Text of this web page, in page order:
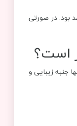
بود. در صورتی
است؟
جنبه زیبایی و